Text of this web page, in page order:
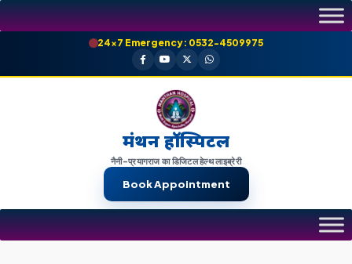
Skip
to
24×7 Emergency: 0532-4509975
मंथन हॉस्पिटल
नैनी-प्रयागराज का डिजिटल हेल्थ लाइब्रेरी
Book Appointment